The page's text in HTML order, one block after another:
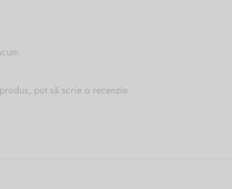
pot să scrie o recenzie.